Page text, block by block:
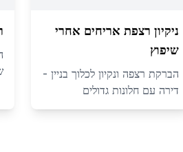
ניקיון רצפת אריחים אחרי
שיפוץ
הברקת רצפה ונקיון לכלוך בניין -
דירה עם חלונות גדולים